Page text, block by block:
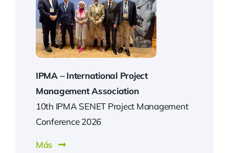
IPMA – International Project
Management Association
10th IPMA SENET Project Management
Conference 2026
Más